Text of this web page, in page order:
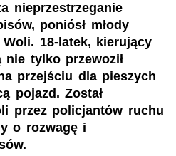
nieprzestrzeganie
poniósł młody
18-latek, kierujący
nie tylko przewoził
przejściu dla pieszych
pojazd. Został
przez policjantów ruchu
o rozwagę i